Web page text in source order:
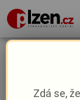
Zdá se,